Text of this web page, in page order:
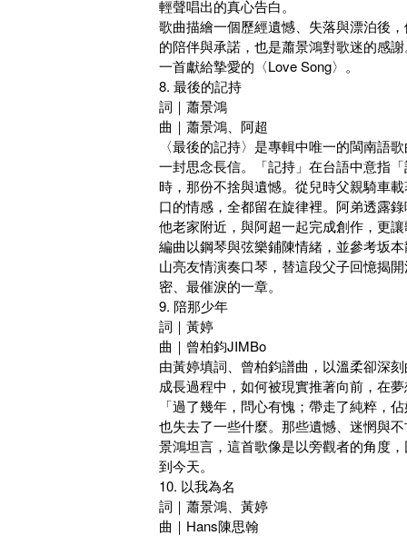
輕聲唱出的真心告白。
歌曲描繪一個歷經遺憾、失落與漂泊後
的陪伴與承諾，也是蕭景鴻對歌迷的感
一首獻給摯愛的〈Love Song〉。
8. 最後的記持
詞｜蕭景鴻
曲｜蕭景鴻、阿超
〈最後的記持〉是專輯中唯一的閩南語
一封思念長信。「記持」在台語中意指
時，那份不捨與遺憾。從兒時父親騎車
口的情感，全都留在旋律裡。阿弟透露
他老家附近，與阿超一起完成創作，更
編曲以鋼琴與弦樂鋪陳情緒，並參考坂
山亮友情演奏口琴，替這段父子回憶揭
密、最催淚的一章。
9. 陪那少年
詞｜黃婷
曲｜曾柏鈞JIMBo
由黃婷填詞、曾柏鈞譜曲，以溫柔卻深
成長過程中，如何被現實推著向前，在
「過了幾年，問心有愧；帶走了純粹，
也失去了一些什麼。那些遺憾、迷惘與
景鴻坦言，這首歌像是以旁觀者的角度
到今天。
10. 以我為名
詞｜蕭景鴻、黃婷
曲｜Hans陳思翰